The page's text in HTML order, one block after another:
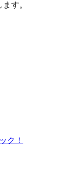
す。
ク！